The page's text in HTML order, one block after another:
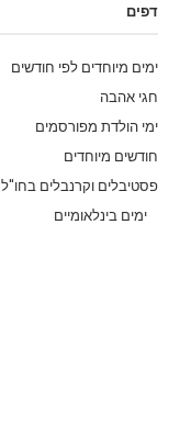
דפים
ימים מיוחדים לפי חודשים
חגי אהבה
ימי הולדת מפורסמים
חודשים מיוחדים
פסטיבלים וקרנבלים בחו"ל
ימים בינלאומיים